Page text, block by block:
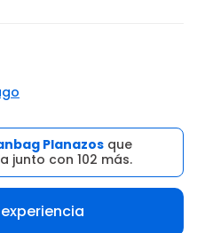
Planazos que
junto con 102 más.